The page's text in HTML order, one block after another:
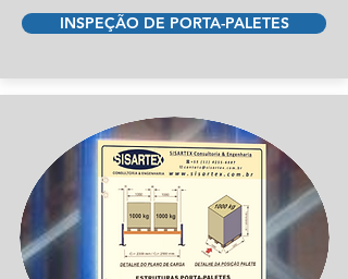
INSPEÇÃO DE PORTA-PALETES